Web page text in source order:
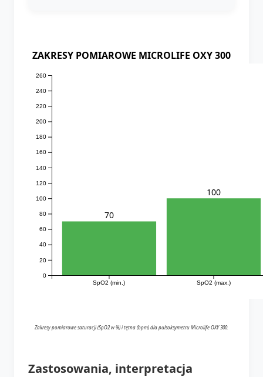
ZAKRESY POMIAROWE MICROLIFE OXY 300
SpO2 (min.) SpO2 (max.)
0
20
40
60
80
100
120
140
160
180
200
220
240
260
70
100
Zakresy pomiarowe saturacji (SpO2 w %) i tętna (bpm) dla pulsoksymetru Microlife OXY 300.
Zastosowania, interpretacja